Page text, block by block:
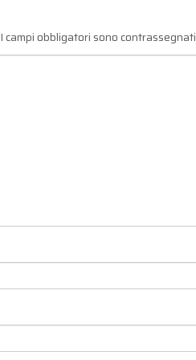
I campi obbligatori sono contrassegnati